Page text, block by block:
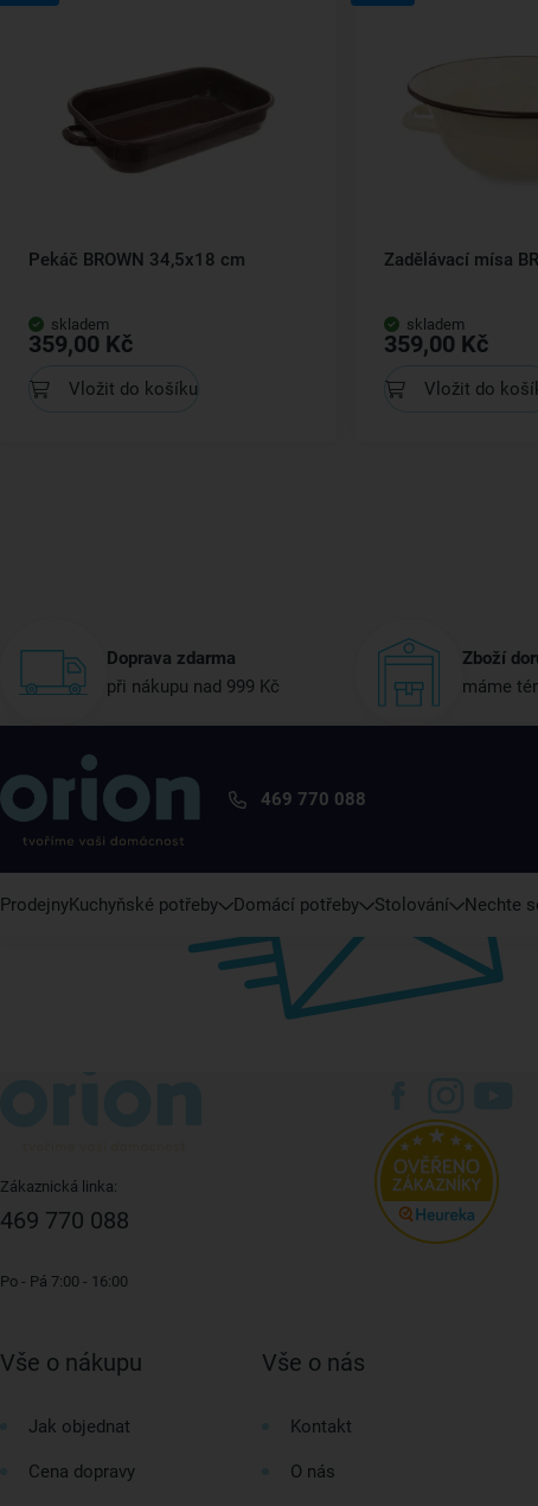
Pekáč BROWN 34,5x18 cm
skladem
359,00 Kč
Vložit do košíku
Zadělávací mísa
skladem
359,00 Kč
Vložit do
Doprava zdarma
při nákupu nad 999 Kč
Zboží
máme
469 770 088
ProdejnyKuchyňské potřeby Domácí potřeby Stolování Nechte
Zákaznická linka:
469 770 088
Po - Pá 7:00 - 16:00
Vše o nákupu
Jak objednat
Cena dopravy
Vše o nás
Kontakt
O nás